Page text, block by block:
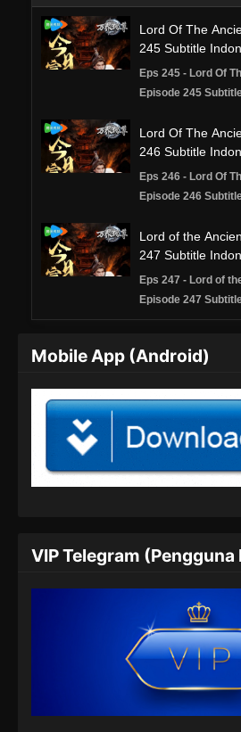
Lord Of The
245 Subtitle
Eps 245 - Lord Of
Episode 245
Lord Of The
246 Subtitle
Eps 246 - Lord Of
Episode 246
Lord of the
247 Subtitle
Eps 247 - Lord of
Episode 247
248 Subtitle
Episode 248
Lord of the
Eps 249 - Lord of
Lord of the
250 Subtitle
Eps 250 - Lord of
Episode 250
Lord of the
251 Subtitle
Eps 251 - Lord of
Episode 251
Mobile App (Android)
VIP Telegram (Pengguna